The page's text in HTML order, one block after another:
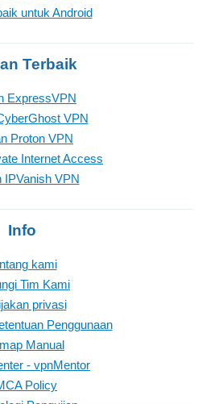
untuk Android
Terbaik
ExpressVPN
VPN
Proton VPN
Internet Access
IPVanish VPN
Info
kami
Tim Kami
privasi
Penggunaan
Manual
- vpnMentor
Policy